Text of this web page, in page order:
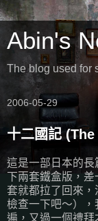
Abin's
The blog used for
2006-05-29
十二國記
這是一部日本的長
下兩套鐵盒版，
套就都拉了回來
檢查一下吧～）
遍，又過一個禮拜